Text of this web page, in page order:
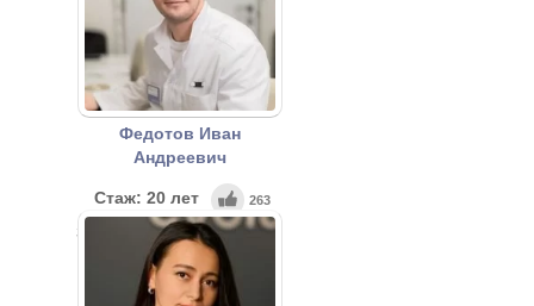
Федотов Иван
Андреевич
263
Стаж: 20 лет
Заведующий диагностическим
отделением. Врач-
рентгенолог